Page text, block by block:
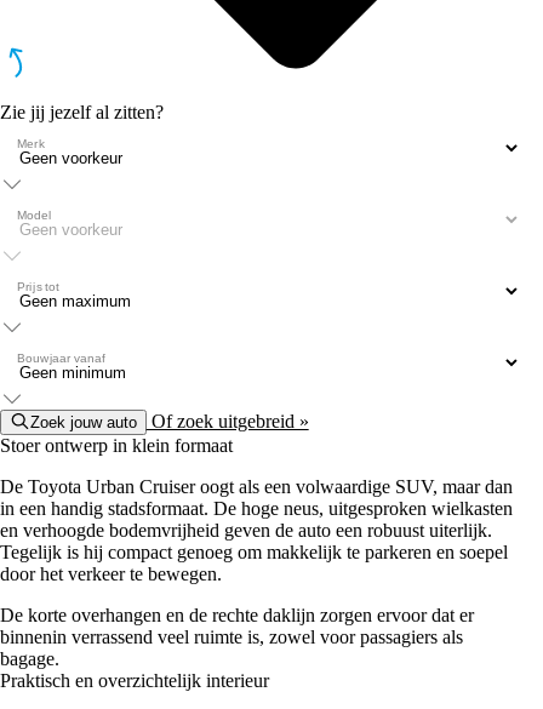
Zie jij jezelf al zitten?
Merk
Model
Prijs tot
Bouwjaar vanaf
Zoek jouw auto
Of zoek uitgebreid »
Stoer ontwerp in klein formaat
De Toyota Urban Cruiser oogt als een volwaardige SUV, maar dan
in een handig stadsformaat. De hoge neus, uitgesproken wielkasten
en verhoogde bodemvrijheid geven de auto een robuust uiterlijk.
Tegelijk is hij compact genoeg om makkelijk te parkeren en soepel
door het verkeer te bewegen.
De korte overhangen en de rechte daklijn zorgen ervoor dat er
binnenin verrassend veel ruimte is, zowel voor passagiers als
bagage.
Praktisch en overzichtelijk interieur